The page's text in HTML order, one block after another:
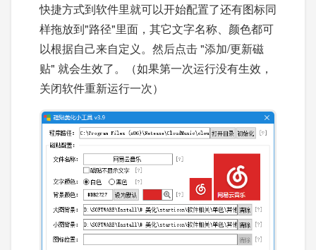
快捷方式到软件里就可以开始配置了还有图标同
样拖放到"路径"里面，其它文字名称、颜色都可
以根据自己来自定义。然后点击 "添加/更新磁
贴" 就会生效了。（如果第一次运行没有生效，
关闭软件重新运行一次）